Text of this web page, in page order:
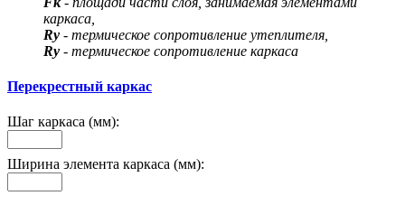
каркаса,
Rу - термическое сопротивление утеплителя,
Rу - термическое сопротивление каркаса
Перекрестный каркас
Шаг каркаса (мм):
Ширина элемента каркаса (мм):